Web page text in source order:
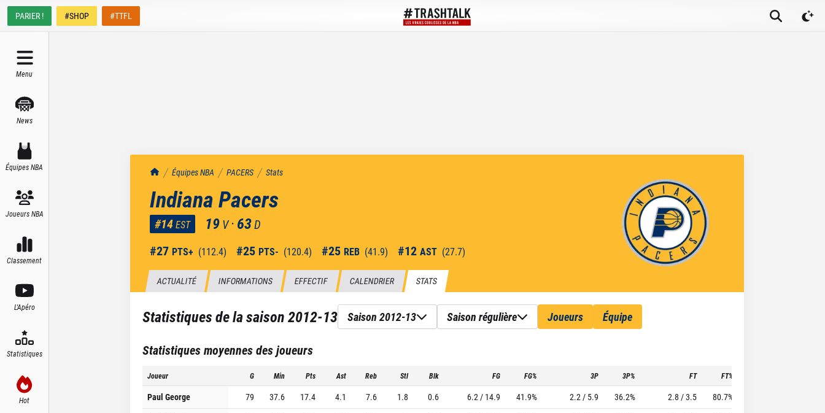
PARIER ! #SHOP #TTFL
Menu
News
Équipes NBA
Joueurs NBA
Classement
L'Apéro
Statistiques
Hot
TrashTalk Actu NBA
Équipes NBA PACERS Stats
Indiana Pacers
#14EST 19 V ·63D
#27 PTS+ (112.4) #25 PTS- (120.4) #25 REB (41.9) #12 AST (27.7)
ACTUALITÉ INFORMATIONS EFFECTIF CALENDRIER STATS
Statistiques de la saison2012-13 Saison 2012-13 Saison régulière Joueurs Équipe
Statistiques moyennes des joueurs
Joueur G Min Pts Ast Reb Stl Blk FG FG% 3P 3P% FT FT%
Paul George 79 37.6 17.4 4.1 7.6 1.8 0.6 6.2 / 14.9 41.9% 2.2 / 5.9 36.2% 2.8 / 3.5 80.7%